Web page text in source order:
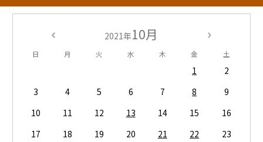
2021年10月
日 月 火 水 木 金 土
1
2
3
4 5 6 7 8
9
10
11 12 13 14 15
16
17
18 19 20 21 22
23